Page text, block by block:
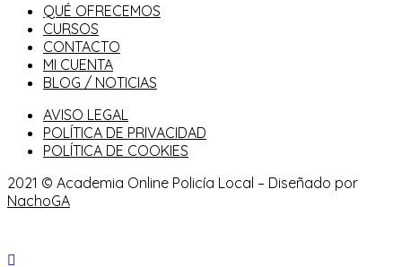
QUÉ OFRECEMOS
CURSOS
CONTACTO
MI CUENTA
BLOG / NOTICIAS
AVISO LEGAL
POLÍTICA DE PRIVACIDAD
POLÍTICA DE COOKIES
2021 © Academia Online Policía Local – Diseñado por
NachoGA